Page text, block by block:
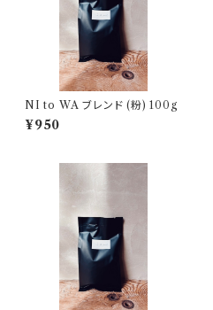
NI to WA ブレンド (粉) 100g
¥950